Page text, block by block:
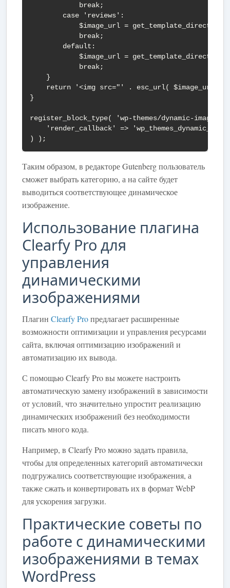
            break;
        case 'reviews':
$image_url =
            break;
        default:
$image_url =
            break;
    }
return '<img src="' . esc_url( $image_url )
}
register_block_type( 'wp-themes/dynamic-image',
'render_callback' =>
) );
Таким образом, в редакторе Gutenberg пользователь
сможет выбрать категорию, а на сайте будет
выводиться соответствующее динамическое
изображение.
Использование плагина
Clearfy Pro для
управления
динамическими
изображениями
Плагин Clearfy Proпредлагает расширенные
возможности оптимизации и управления ресурсами
сайта, включая оптимизацию изображений и
автоматизацию их вывода.
С помощью Clearfy Pro вы можете настроить
автоматическую замену изображений в зависимости
от условий, что значительно упростит реализацию
динамических изображений без необходимости
писать много кода.
Например, в Clearfy Pro можно задать правила,
чтобы для определенных категорий автоматически
подгружались соответствующие изображения, а
также сжать и конвертировать их в формат WebP
для ускорения загрузки.
Практические советы по
работе с динамическими
изображениями в темах
WordPress